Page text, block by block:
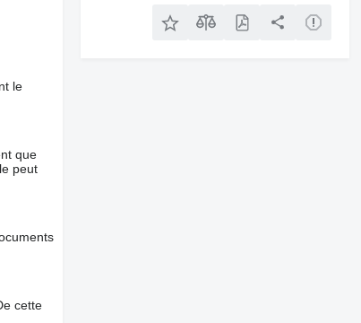
le
que
peut
cette